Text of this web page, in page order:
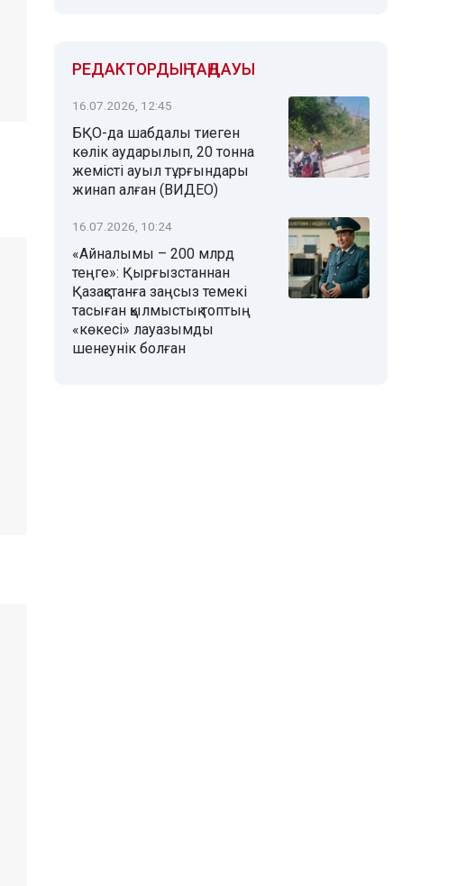
РЕДАКТОРДЫҢ ТАҢДАУЫ
16.07.2026, 12:45
БҚО-да шабдалы тиеген
көлік аударылып, 20 тонна
жемісті ауыл тұрғындары
жинап алған (ВИДЕО)
16.07.2026, 10:24
«Айналымы – 200 млрд
теңге»: Қырғызстаннан
Қазақстанға заңсыз темекі
тасыған қылмыстық топтың
«көкесі» лауазымды
шенеунік болған